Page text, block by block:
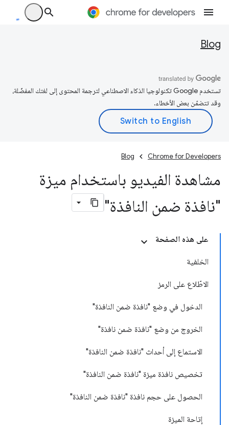
Blog
تستخدم Google تكنولوجيا الذكاء الاصطناعي لترجمة المحتوى إلى لغتك المفضّلة،
وقد تتضمّن بعض الأخطاء.
Chrome for Developers
Blog
مشاهدة الفيديو باستخدام ميزة
"نافذة ضمن النافذة"
على هذه الصفحة
الخلفية
الاطّلاع على الرمز
الدخول في وضع "نافذة ضمن النافذة"
الخروج من وضع "نافذة ضمن نافذة"
الاستماع إلى أحداث "نافذة ضمن النافذة"
تخصيص نافذة ميزة "نافذة ضمن النافذة"
الحصول على حجم نافذة "نافذة ضمن النافذة"
إتاحة الميزة